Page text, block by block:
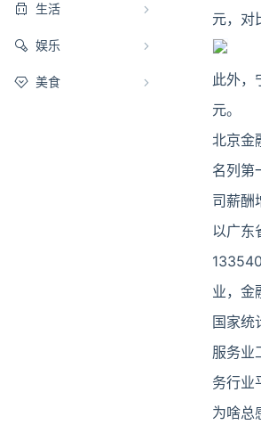
生活
娱乐
美食
元，对
此外，
元。
北京金
名列第
司薪酬
以广东
业，金
国家统
服务业
务行业
为啥总